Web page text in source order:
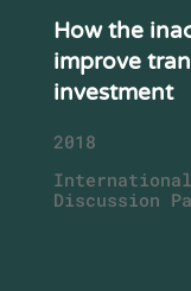
How the
improve
investment
2018
International
Discussion